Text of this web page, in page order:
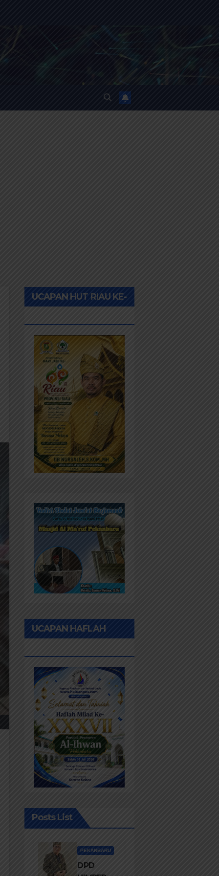
UCAPAN HUT RIAU KE-
UCAPAN HAFLAH
Posts List
PEKANBARU
DPD